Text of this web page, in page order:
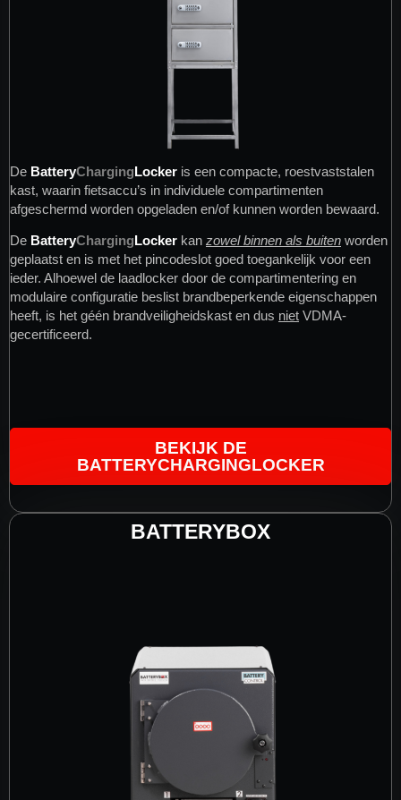
De BatteryChargingLocker is een compacte, roestvaststalen
kast, waarin fietsaccu’s in individuele compartimenten
afgeschermd worden opgeladen en/of kunnen worden bewaard.
De BatteryChargingLocker kan zowel binnen als buiten worden
geplaatst en is met het pincodeslot goed toegankelijk voor een
ieder. Alhoewel de laadlocker door de compartimentering en
modulaire configuratie beslist brandbeperkende eigenschappen
heeft, is het géén brandveiligheidskast en dus niet VDMA-
gecertificeerd.
BEKIJK DE
BATTERYCHARGINGLOCKER
BATTERYBOX